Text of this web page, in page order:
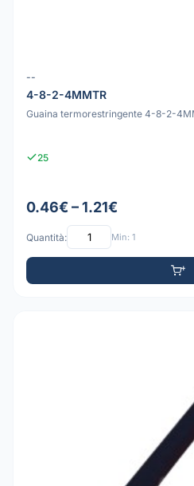
--
4-8-2-4MMTR
Guaina termorestringente 4-8-2-
25
0.46€ – 1.21€
Quantità: Min: 1